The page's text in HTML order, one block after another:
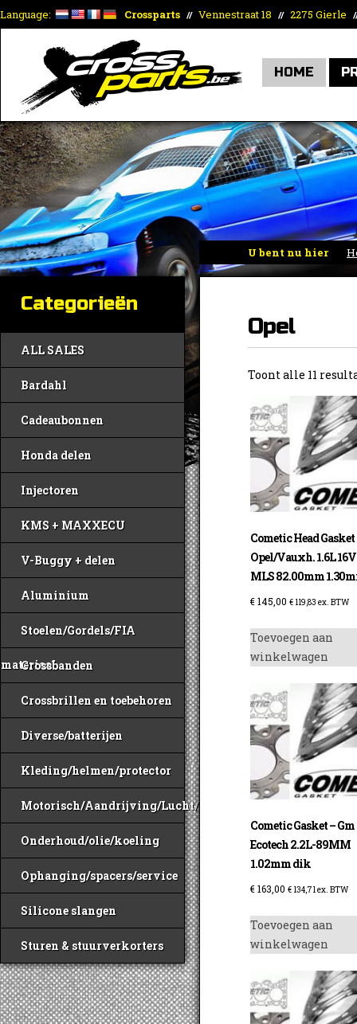
Language: Crossparts // Vennestraat 18 // 2275 Gierle
HOME
U bent nu hier
koppakkingen»
Categorieën
ALL SALES
Bardahl
Cadeaubonnen
Honda delen
Injectoren
KMS + MAXXECU
V-Buggy + delen
Aluminium
Stoelen/Gordels/FIA
materiaal
Crossbanden
Crossbrillen en toebehoren
Diverse/batterijen
Kleding/helmen/protector
Motorisch/Aandrijving/Lucht/Benzine
Onderhoud/olie/koeling
Ophanging/spacers/service
Silicone slangen
Sturen & stuurverkorters
Opel
Toont alle 11
Cometic Head Gasket
Opel/Vauxh. 1.6L 16V
MLS 82.00mm
€145,00 € 119,83 ex. BTW
Toevoegen aan
winkelwagen
Cometic Gasket – Gm
Ecotech 2.2L-89MM
1.02mm dik
€163,00 € 134,71ex. BTW
Toevoegen aan
winkelwagen